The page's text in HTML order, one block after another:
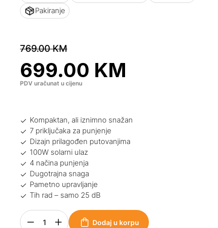
Pakiranje
769.00KM
699.00 KM
PDV uračunat u cijenu
Kompaktan, ali iznimno snažan
7 priključaka za punjenje
Dizajn prilagođen putovanjima
100W solarni ulaz
4 načina punjenja
Dugotrajna snaga
Pametno upravljanje
Tih rad – samo 25 dB
Dodaj u korpu